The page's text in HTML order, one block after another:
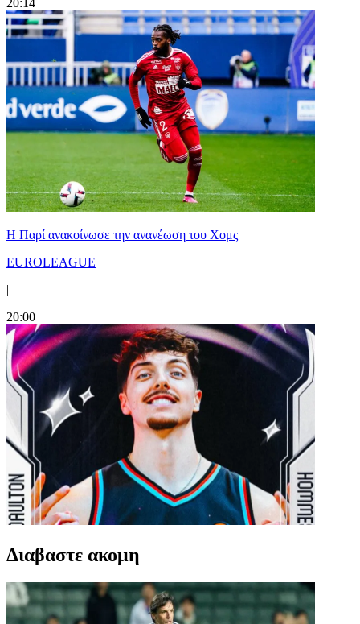
20:14
Η Παρί ανακοίνωσε την ανανέωση του Χομς
EUROLEAGUE
|
20:00
Διαβαστε ακομη